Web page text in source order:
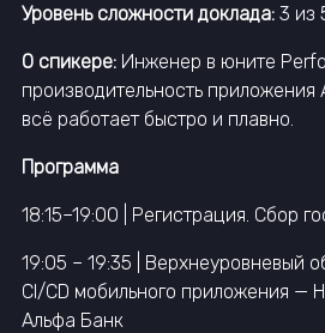
Уровень сложности доклада: 3 из
О спикере: Инженер в юните
производительность
всё работает быстро и плавно.
Программа
18:15–19:00 | Регистрация. Сбор
19:05 – 19:35 | Верхнеуровневый
CI/CD мобильного приложения —
Альфа Банк